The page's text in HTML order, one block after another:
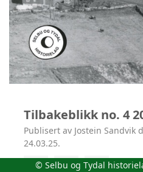
Tilbakeblikk no. 4
Publisert av Jostein Sandvik
24.03.25.
© Selbu og Tydal